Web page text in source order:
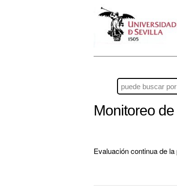
Monitoreo
Evaluación continua de